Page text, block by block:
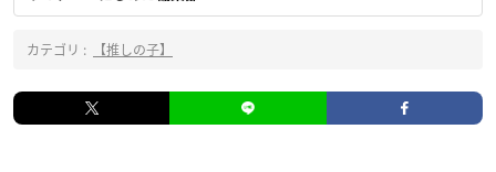
カテゴリ : 【推しの子】